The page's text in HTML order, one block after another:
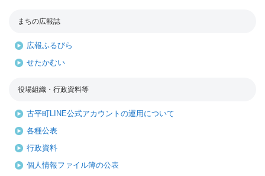
まちの広報誌
広報ふるびら
せたかむい
役場組織・行政資料等
古平町LINE公式アカウントの運用について
各種公表
行政資料
個人情報ファイル簿の公表